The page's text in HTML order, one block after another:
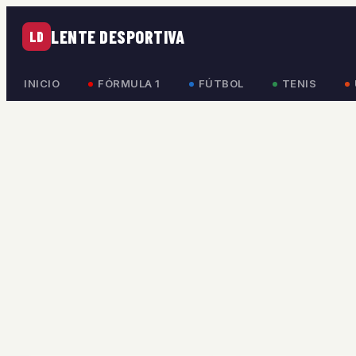
LD LENTE DESPORTIVA
INICIO FÓRMULA 1 FÚTBOL TENIS